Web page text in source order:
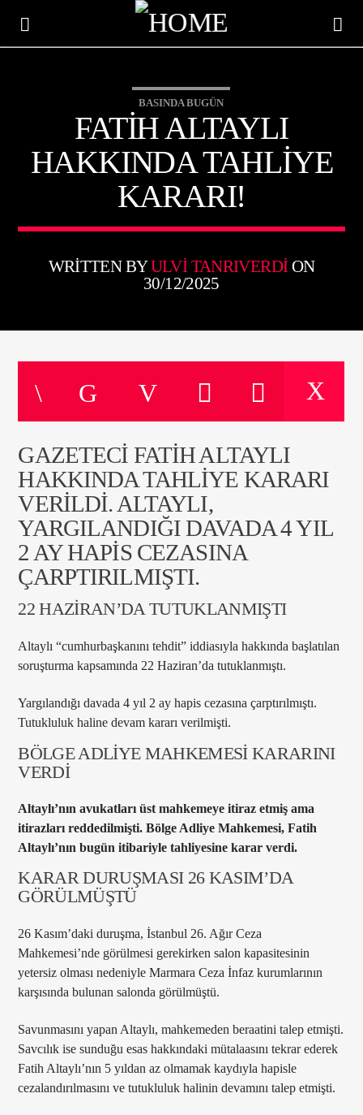
TITLE
ÖĞLENE DOĞRU
10:00 12:00
Radyo Çağrı 97.5
BASINDA BUGÜN
FATIH ALTAYLI
HAKKINDA TAHLIYE
KARARI!
WRITTEN BYULVI TANRIVERDION
30/12/2025
GAZETECI FATIH ALTAYLI
HAKKINDA TAHLIYE KARARI
VERILDI. ALTAYLI,
YARGILANDIĞI DAVADA 4 YIL
2 AY HAPIS CEZASINA
ÇARPTIRILMIŞTI.
22 HAZİRAN’DA TUTUKLANMIŞTI
Altaylı “cumhurbaşkanını tehdit” iddiasıyla hakkında başlatılan
soruşturma kapsamında 22 Haziran’da tutuklanmıştı.
Yargılandığı davada 4 yıl 2 ay hapis cezasına çarptırılmıştı.
Tutukluluk haline devam kararı verilmişti.
BÖLGE ADLİYE MAHKEMESİ KARARINI
VERDİ
Altaylı’nın avukatları üst mahkemeye itiraz etmiş ama
itirazları reddedilmişti. Bölge Adliye Mahkemesi, Fatih
Altaylı’nın bugün itibariyle tahliyesine karar verdi.
KARAR DURUŞMASI 26 KASIM’DA
GÖRÜLMÜŞTÜ
26 Kasım’daki duruşma, İstanbul 26. Ağır Ceza
Mahkemesi’nde görülmesi gerekirken salon kapasitesinin
yetersiz olması nedeniyle Marmara Ceza İnfaz kurumlarının
karşısında bulunan salonda görülmüştü.
Savunmasını yapan Altaylı, mahkemeden beraatini talep etmişti.
Savcılık ise sunduğu esas hakkındaki mütalaasını tekrar ederek
Fatih Altaylı’nın 5 yıldan az olmamak kaydıyla hapisle
cezalandırılmasını ve tutukluluk halinin devamını talep etmişti.